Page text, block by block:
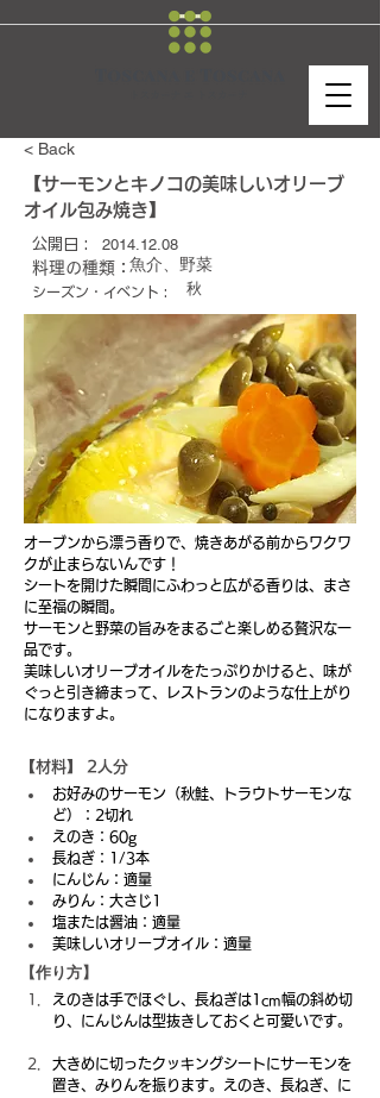
< Back
【サーモンとキノコの美味しいオリーブ
オイル包み焼き】
公開日 : 2014.12.08
料理の種類：魚介、野菜
シーズン・イベント : 秋
オーブンから漂う香りで、焼きあがる前からワクワ
クが止まらないんです！
シートを開けた瞬間にふわっと広がる香りは、まさ
に至福の瞬間。
サーモンと野菜の旨みをまるごと楽しめる贅沢な一
品です。
美味しいオリーブオイルをたっぷりかけると、味が
ぐっと引き締まって、レストランのような仕上がり
になりますよ。
【材料】 2人分
お好みのサーモン（秋鮭、トラウトサーモンな
ど）：2切れ
えのき：60g
長ねぎ：1/3本
にんじん：適量
みりん：大さじ1
塩または醤油：適量
美味しいオリーブオイル：適量
【作り方】
えのきは手でほぐし、長ねぎは1cm幅の斜め切
り、にんじんは型抜きしておくと可愛いです。
大きめに切ったクッキングシートにサーモンを
置き、みりんを振ります。えのき、長ねぎ、に